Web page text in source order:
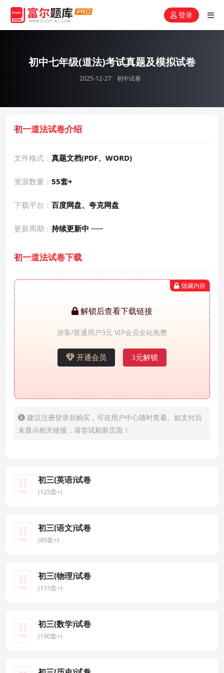
登录
初中七年级(道法)考试真题及模拟试卷
2025-12-27 初中试卷
初一道法试卷介绍
文件格式： 真题文档(PDF、WORD)
资源数量： 55套+
下载平台： 百度网盘、夸克网盘
更新周期： 持续更新中 ······
初一道法试卷下载
隐藏内容
解锁后查看下载链接
游客/普通用户3元 VIP会员全站免费
开通会员 3元解锁
建议注册登录后购买，可在用户中心随时查看。如支付后
未显示相关链接，请尝试刷新页面！
初三(英语)试卷
(125套+)
初三(语文)试卷
(85套+)
初三(物理)试卷
(115套+)
初三(数学)试卷
(190套+)